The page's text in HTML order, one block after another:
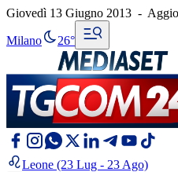
Giovedì 13 Giugno 2013 -
Milano 26°
Leone (23 Lug - 23 Ago)